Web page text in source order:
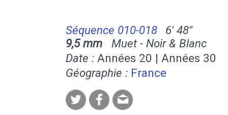
Séquence 010-018
6' 48''
9,5 mm Muet - Noir & Blanc
Date : Années 20 | Années 30
Géographie : France